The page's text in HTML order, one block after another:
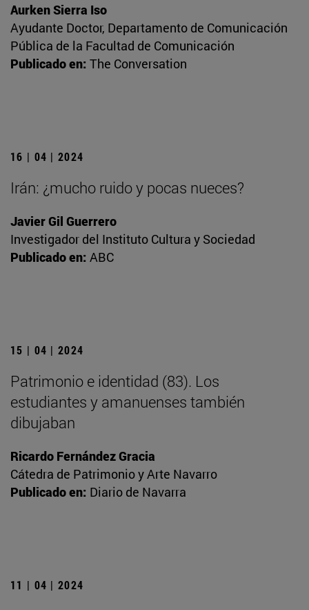
Aurken Sierra Iso
Ayudante Doctor, Departamento de Comunicación
Pública de la Facultad de Comunicación
Publicado en: The Conversation
16 | 04 | 2024
Irán: ¿mucho ruido y pocas nueces?
Javier Gil Guerrero
Investigador del Instituto Cultura y Sociedad
Publicado en: ABC
15 | 04 | 2024
Patrimonio e identidad (83). Los
estudiantes y amanuenses también
dibujaban
Ricardo Fernández Gracia
Cátedra de Patrimonio y Arte Navarro
Publicado en: Diario de Navarra
11 | 04 | 2024